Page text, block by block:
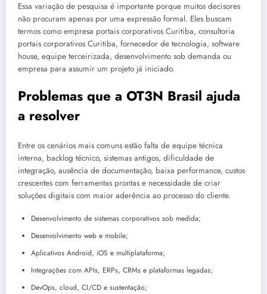
Essa variação de pesquisa é importante porque muitos decisores
não procuram apenas por uma expressão formal. Eles buscam
termos como empresa portais corporativos Curitiba, consultoria
portais corporativos Curitiba, fornecedor de tecnologia, software
house, equipe terceirizada, desenvolvimento sob demanda ou
empresa para assumir um projeto já iniciado.
Problemas que a OT3N Brasil ajuda
a resolver
Entre os cenários mais comuns estão falta de equipe técnica
interna, backlog técnico, sistemas antigos, dificuldade de
integração, ausência de documentação, baixa performance, custos
crescentes com ferramentas prontas e necessidade de criar
soluções digitais com maior aderência ao processo do cliente.
Desenvolvimento de sistemas corporativos sob medida;
Desenvolvimento web e mobile;
Aplicativos Android, iOS e multiplataforma;
Integrações com APIs, ERPs, CRMs e plataformas legadas;
DevOps, cloud, CI/CD e sustentação;